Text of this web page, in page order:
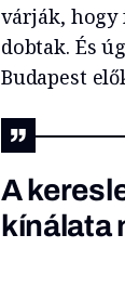
várják, hogy
dobtak. És
Budapest
A
kínálata